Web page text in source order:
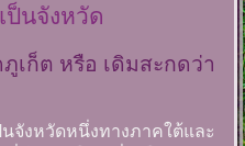
ป็นจังหวัด
เก็ต หรือ เดิมสะกดว่า
นจังหวัดหนึ่งทางภาคใต้และ